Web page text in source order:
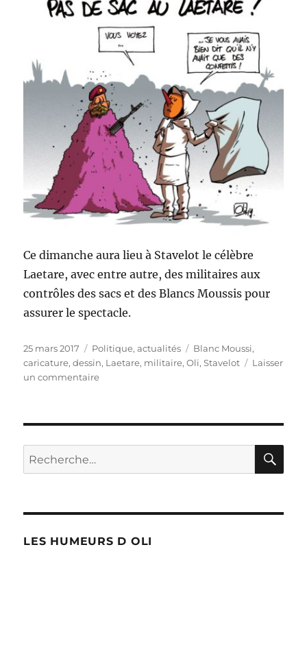
Ce dimanche aura lieu à Stavelot le célèbre
Laetare, avec entre autre, des militaires aux
contrôles des sacs et des Blancs Moussis pour
assurer le spectacle.
Publié
le
25 mars 2017 Catégories
Politique, actualités Étiquettes
Blanc Moussi,
caricature,dessin, Laetare, militaire,Oli,Stavelot
Laisser
un commentairesur
Recherche
pour :
LES HUMEURS D OLI